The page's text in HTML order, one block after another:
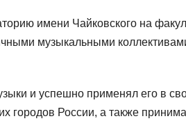
имени Чайковского на
музыкальными
и успешно применял его в
городов России, а также